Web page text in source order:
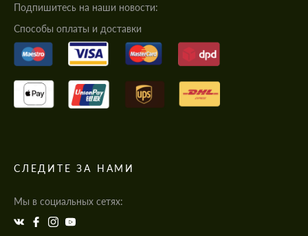
Подпишитесь на наши новости:
Cпособы оплаты и доставки
СЛЕДИТЕ ЗА НАМИ
Мы в социальных сетях: